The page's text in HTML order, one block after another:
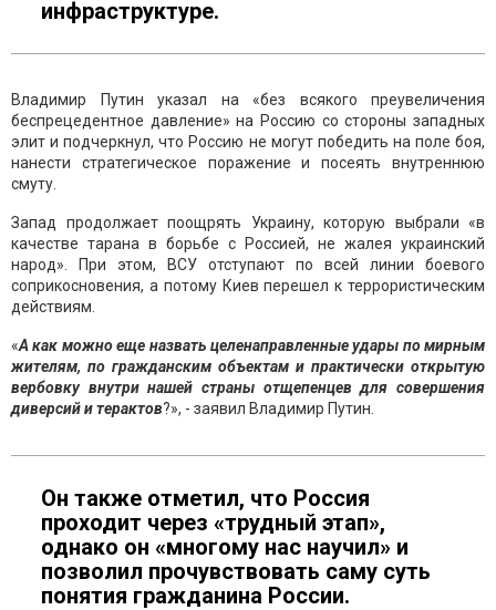
инфраструктуре.
Владимир Путин указал на «без всякого преувеличения
беспрецедентное давление» на Россию со стороны западных
элит и подчеркнул, что Россию не могут победить на поле боя,
нанести стратегическое поражение и посеять внутреннюю
смуту.
Запад продолжает поощрять Украину, которую выбрали «в
качестве тарана в борьбе с Россией, не жалея украинский
народ». При этом, ВСУ отступают по всей линии боевого
соприкосновения, а потому Киев перешел к террористическим
действиям.
«А как можно еще назвать целенаправленные удары по мирным
жителям, по гражданским объектам и практически открытую
вербовку внутри нашей страны отщепенцев для совершения
диверсий и терактов?», - заявил Владимир Путин.
Он также отметил, что Россия
проходит через «трудный этап»,
однако он «многому нас научил» и
позволил прочувствовать саму суть
понятия гражданина России.